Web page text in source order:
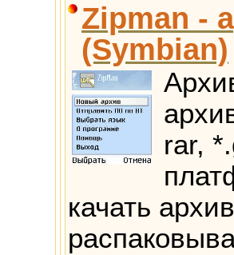
Zipman -
(Symbian)
rar,
качать